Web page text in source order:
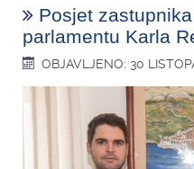
Posjet
parlamentu Karla
OBJAVLJENO: 30